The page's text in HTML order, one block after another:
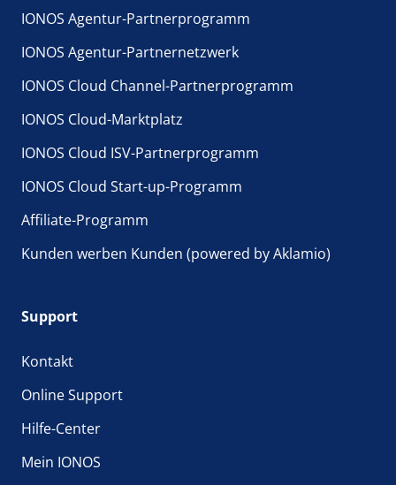
IONOS Agentur-Partnerprogramm
IONOS Agentur-Partnernetzwerk
IONOS Cloud Channel-Partnerprogramm
IONOS Cloud-Marktplatz
IONOS Cloud ISV-Partnerprogramm
IONOS Cloud Start-up-Programm
Affiliate-Programm
Kunden werben Kunden (powered by Aklamio)
Support
Kontakt
Online Support
Hilfe-Center
Mein IONOS